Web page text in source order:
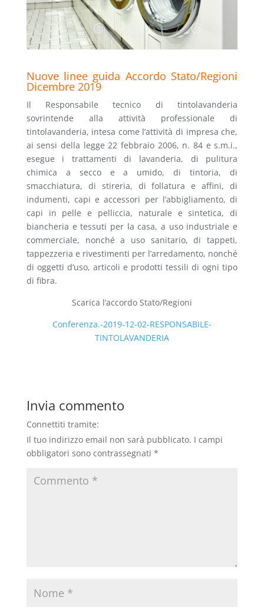
Nuove linee guida Accordo Stato/Regioni
Dicembre 2019
Il Responsabile tecnico di tintolavanderia
sovrintende alla attività professionale di
tintolavanderia, intesa come l’attività di impresa che,
ai sensi della legge 22 febbraio 2006, n. 84 e s.m.i.,
esegue i trattamenti di lavanderia, di pulitura
chimica a secco e a umido, di tintoria, di
smacchiatura, di stireria, di follatura e affini, di
indumenti, capi e accessori per l’abbigliamento, di
capi in pelle e pelliccia, naturale e sintetica, di
biancheria e tessuti per la casa, a uso industriale e
commerciale, nonché a uso sanitario, di tappeti,
tappezzeria e rivestimenti per l’arredamento, nonché
di oggetti d’uso, articoli e prodotti tessili di ogni tipo
di fibra.
Scarica l’accordo Stato/Regioni
Conferenza.-2019-12-02-RESPONSABILE-
TINTOLAVANDERIA
Invia commento
Connettiti tramite:
Il tuo indirizzo email non sarà pubblicato. I campi
obbligatori sono contrassegnati *